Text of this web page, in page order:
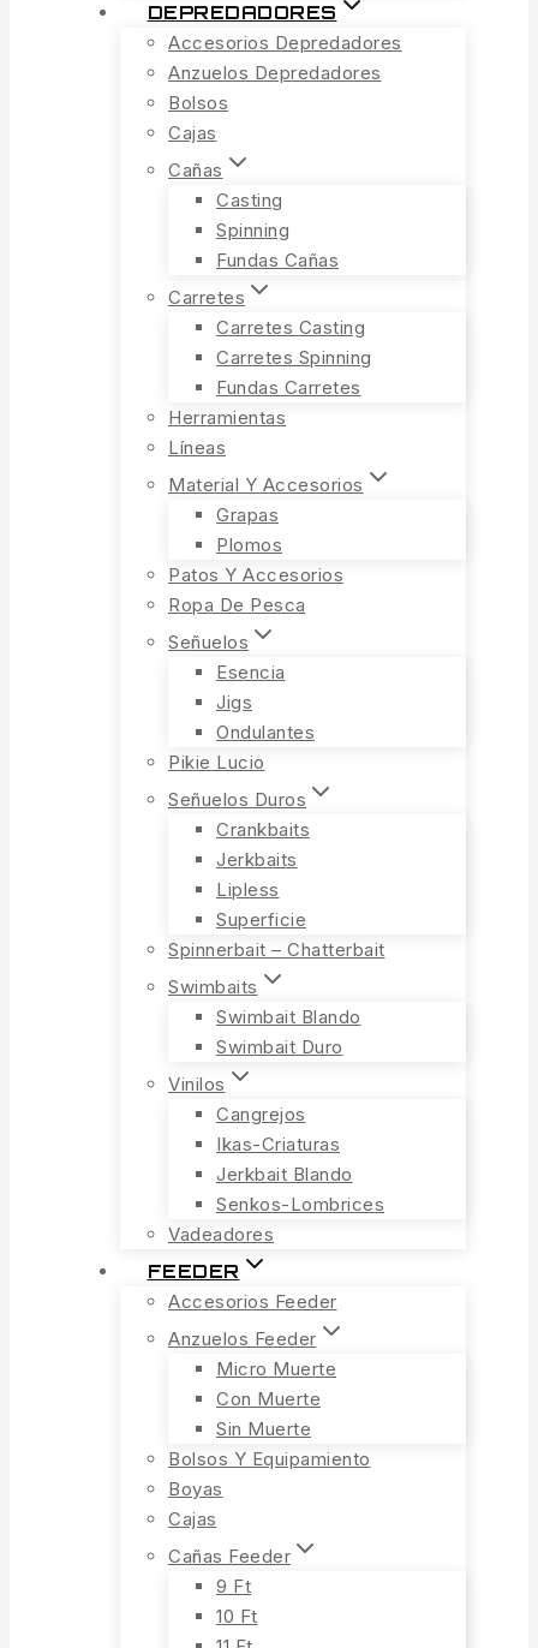
DEPREDADORES
Accesorios Depredadores
Anzuelos Depredadores
Bolsos
Cajas
Cañas
Casting
Spinning
Fundas Cañas
Carretes
Carretes Casting
Carretes Spinning
Fundas Carretes
Herramientas
Líneas
Material Y Accesorios
Grapas
Plomos
Patos Y Accesorios
Ropa De Pesca
Señuelos
Esencia
Jigs
Ondulantes
Pikie Lucio
Señuelos Duros
Crankbaits
Jerkbaits
Lipless
Superficie
Spinnerbait – Chatterbait
Swimbaits
Swimbait Blando
Swimbait Duro
Vinilos
Cangrejos
Ikas-Criaturas
Jerkbait Blando
Senkos-Lombrices
Vadeadores
FEEDER
Accesorios Feeder
Anzuelos Feeder
Micro Muerte
Con Muerte
Sin Muerte
Bolsos Y Equipamiento
Boyas
Cajas
Cañas Feeder
9 Ft
10 Ft